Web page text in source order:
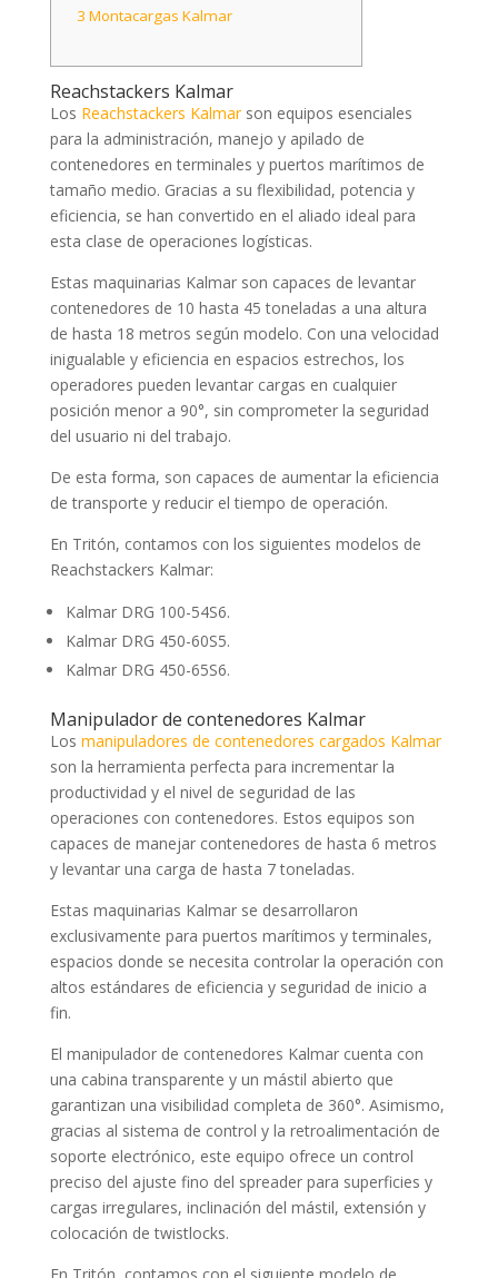
3 Montacargas Kalmar
Reachstackers Kalmar
Los Reachstackers Kalmarson equipos esenciales
para la administración, manejo y apilado de
contenedores en terminales y puertos marítimos de
tamaño medio. Gracias a su flexibilidad, potencia y
eficiencia, se han convertido en el aliado ideal para
esta clase de operaciones logísticas.
Estas maquinarias Kalmar son capaces de levantar
contenedores de 10 hasta 45 toneladas a una altura
de hasta 18 metros según modelo. Con una velocidad
inigualable y eficiencia en espacios estrechos, los
operadores pueden levantar cargas en cualquier
posición menor a 90°, sin comprometer la seguridad
del usuario ni del trabajo.
De esta forma, son capaces de aumentar la eficiencia
de transporte y reducir el tiempo de operación.
En Tritón, contamos con los siguientes modelos de
Reachstackers Kalmar:
Kalmar DRG 100-54S6.
Kalmar DRG 450-60S5.
Kalmar DRG 450-65S6.
Manipulador de contenedores Kalmar
Los manipuladores de contenedores cargados Kalmar
son la herramienta perfecta para incrementar la
productividad y el nivel de seguridad de las
operaciones con contenedores. Estos equipos son
capaces de manejar contenedores de hasta 6 metros
y levantar una carga de hasta 7 toneladas.
Estas maquinarias Kalmar se desarrollaron
exclusivamente para puertos marítimos y terminales,
espacios donde se necesita controlar la operación con
altos estándares de eficiencia y seguridad de inicio a
fin.
El manipulador de contenedores Kalmar cuenta con
una cabina transparente y un mástil abierto que
garantizan una visibilidad completa de 360°. Asimismo,
gracias al sistema de control y la retroalimentación de
soporte electrónico, este equipo ofrece un control
preciso del ajuste fino del spreader para superficies y
cargas irregulares, inclinación del mástil, extensión y
colocación de twistlocks.
En Tritón, contamos con el siguiente modelo de